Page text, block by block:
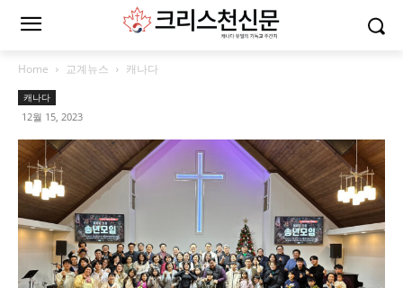
Home 교계뉴스 캐나다
캐나다
12월 15, 2023